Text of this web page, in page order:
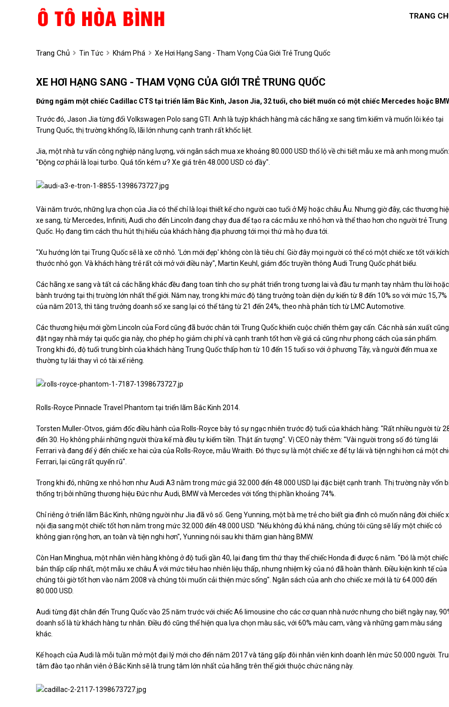
TRANG
Trang Chủ Tin Tức Khám Phá Xe Hơi Hạng Sang - Tham Vọng Của Giới Trẻ Trung Quốc
XE HƠI HẠNG SANG - THAM VỌNG CỦA GIỚI TRẺ TRUNG QUỐC
Đứng ngắm một chiếc Cadillac CTS tại triển lãm Bắc Kinh, Jason Jia, 32 tuổi, cho biết muốn có một chiếc Mercedes hoặc
Trước đó, Jason Jia từng đổi Volkswagen Polo sang GTI. Anh là tuýp khách hàng mà các hãng xe sang tìm kiếm và muốn lôi kéo tại
Trung Quốc, thị trường khổng lồ, lãi lớn nhưng cạnh tranh rất khốc liệt.
Jia, một nhà tư vấn công nghiệp năng lượng, với ngân sách mua xe khoảng 80.000 USD thổ lộ về chi tiết mẫu xe mà anh mong muốn:
"Động cơ phải là loại turbo. Quá tốn kém ư? Xe giá trên 48.000 USD có đầy".
Vài năm trước, những lựa chọn của Jia có thể chỉ là loại thiết kế cho người cao tuổi ở Mỹ hoặc châu Âu. Nhưng giờ đây, các thương
xe sang, từ Mercedes, Infiniti, Audi cho đến Lincoln đang chạy đua để tạo ra các mẫu xe nhỏ hơn và thể thao hơn cho người trẻ Trung
Quốc. Họ đang tìm cách thu hút thị hiếu của khách hàng địa phương tới mọi thứ mà họ đưa tới.
"Xu hướng lớn tại Trung Quốc sẽ là xe cỡ nhỏ. 'Lớn mới đẹp' không còn là tiêu chí. Giờ đây mọi người có thể có một chiếc xe tốt với kích
thước nhỏ gọn. Và khách hàng trẻ rất cởi mở với điều này", Martin Keuhl, giám đốc truyền thông Audi Trung Quốc phát biểu.
Các hãng xe sang và tất cả các hãng khác đều đang toan tính cho sự phát triển trong tương lai và đầu tư mạnh tay nhằm thu lời hoặc
bành trướng tại thị trường lớn nhất thế giới. Năm nay, trong khi mức độ tăng trưởng toàn diện dự kiến từ 8 đến 10% so với mức 15,7%
của năm 2013, thì tăng trưởng doanh số xe sang lại có thể tăng từ 21 đến 24%, theo nhà phân tích từ LMC Automotive.
Các thương hiệu mới gồm Lincoln của Ford cũng đã bước chân tới Trung Quốc khiến cuộc chiến thêm gay cấn. Các nhà sản xuất cũng
đặt ngay nhà máy tại quốc gia này, cho phép họ giảm chi phí và cạnh tranh tốt hơn về giá cả cũng như phong cách của sản phẩm.
Trong khi đó, độ tuổi trung bình của khách hàng Trung Quốc thấp hơn từ 10 đến 15 tuổi so với ở phương Tây, và người đến mua xe
thường tự lái thay vì có tài xế riêng.
Rolls-Royce Pinnacle Travel Phantom tại triển lãm Bắc Kinh 2014.
Torsten Muller-Otvos, giám đốc điều hành của Rolls-Royce bày tỏ sự ngạc nhiên trước độ tuổi của khách hàng: "Rất nhiều người từ
đến 30. Họ không phải những người thừa kế mà đều tự kiếm tiền. Thật ấn tượng". Vị CEO này thêm: "Vài người trong số đó từng lái
Ferrari và đang để ý đến chiếc xe hai cửa của Rolls-Royce, mẫu Wraith. Đó thực sự là một chiếc xe để tự lái và tiện nghi hơn cả một
Ferrari, lại cũng rất quyến rũ".
Trong khi đó, những xe nhỏ hơn như Audi A3 nằm trong mức giá 32.000 đến 48.000 USD lại đặc biệt cạnh tranh. Thị trường này vốn
thống trị bởi những thương hiệu Đức như Audi, BMW và Mercedes với tổng thị phần khoảng 74%.
Chỉ riêng ở triển lãm Bắc Kinh, những người như Jia đã vô số. Geng Yunning, một bà mẹ trẻ cho biết gia đình cô muốn nâng đời chiếc
nội địa sang một chiếc tốt hơn nằm trong mức 32.000 đến 48.000 USD. "Nếu không đủ khả năng, chúng tôi cũng sẽ lấy một chiếc có
không gian rộng hơn, an toàn và tiện nghi hơn", Yunning nói sau khi thăm gian hàng BMW.
Còn Han Minghua, một nhân viên hàng không ở độ tuổi gần 40, lại đang tìm thứ thay thế chiếc Honda đi được 6 năm. "Đó là một chiếc
bản thấp cấp nhất, một mẫu xe châu Á với mức tiêu hao nhiên liệu thấp, nhưng nhiệm kỳ của nó đã hoàn thành. Điều kiện kinh tế của
chúng tôi giờ tốt hơn vào năm 2008 và chúng tôi muốn cải thiện mức sống". Ngân sách của anh cho chiếc xe mới là từ 64.000 đến
80.000 USD.
Audi từng đặt chân đến Trung Quốc vào 25 năm trước với chiếc A6 limousine cho các cơ quan nhà nước nhưng cho biết ngày nay,
doanh số là từ khách hàng tư nhân. Điều đó cũng thể hiện qua lựa chọn màu sắc, với 60% màu cam, vàng và những gam màu sáng
khác.
Kế hoạch của Audi là mỗi tuần mở một đại lý mới cho đến năm 2017 và tăng gấp đôi nhân viên kinh doanh lên mức 50.000 người.
tâm đào tạo nhân viên ở Bắc Kinh sẽ là trung tâm lớn nhất của hãng trên thế giới thuộc chức năng này.